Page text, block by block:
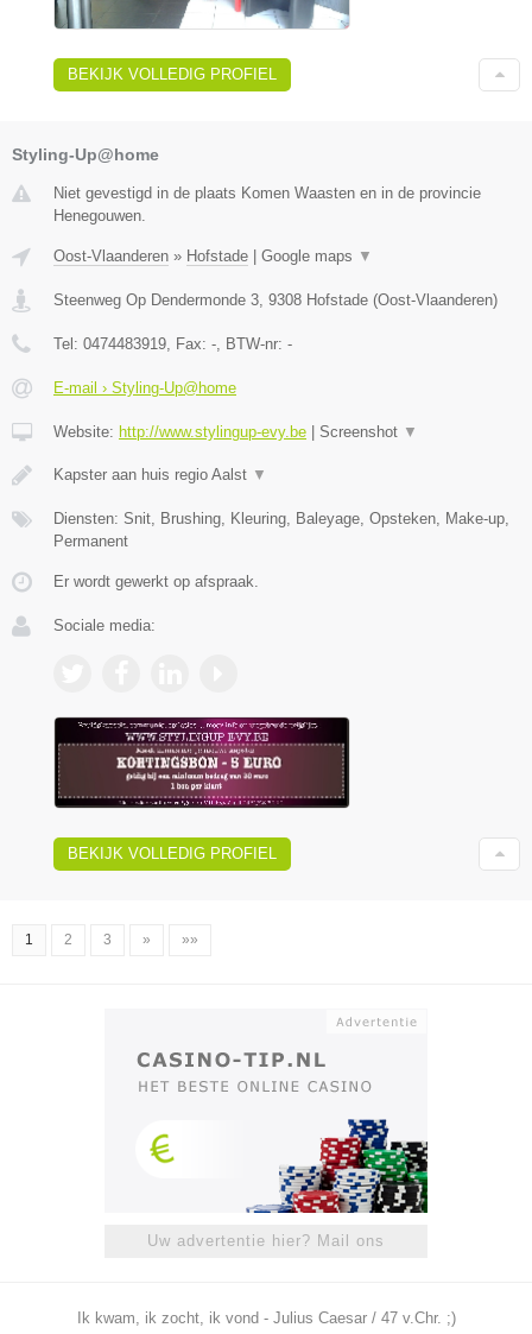
BEKIJK VOLLEDIG PROFIEL
Styling-Up@home
Niet gevestigd in de plaats Komen Waasten en in de provincie
Henegouwen.
Oost-Vlaanderen » Hofstade Google maps ▼
Steenweg Op Dendermonde 3, 9308 Hofstade (Oost-Vlaanderen)
Tel: 0474483919, Fax: -, BTW-nr: -
E-mail › Styling-Up@home
Website: http://www.stylingup-evy.be Screenshot ▼
Kapster aan huis regio Aalst ▼
Diensten: Snit, Brushing, Kleuring, Baleyage, Opsteken, Make-up,
Permanent
Er wordt gewerkt op afspraak.
Sociale media:
BEKIJK VOLLEDIG PROFIEL
1 2 3 » »»
Uw advertentie hier? Mail ons
Ik kwam, ik zocht, ik vond - Julius Caesar / 47 v.Chr. ;)